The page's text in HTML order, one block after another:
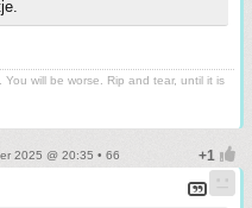
will be worse. Rip and tear, until it is
2025 @ 20:35 • 66